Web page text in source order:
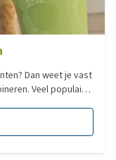
Dan weet je vast
Veel populaire
Gelukkig zijn er ook
je je interieur of